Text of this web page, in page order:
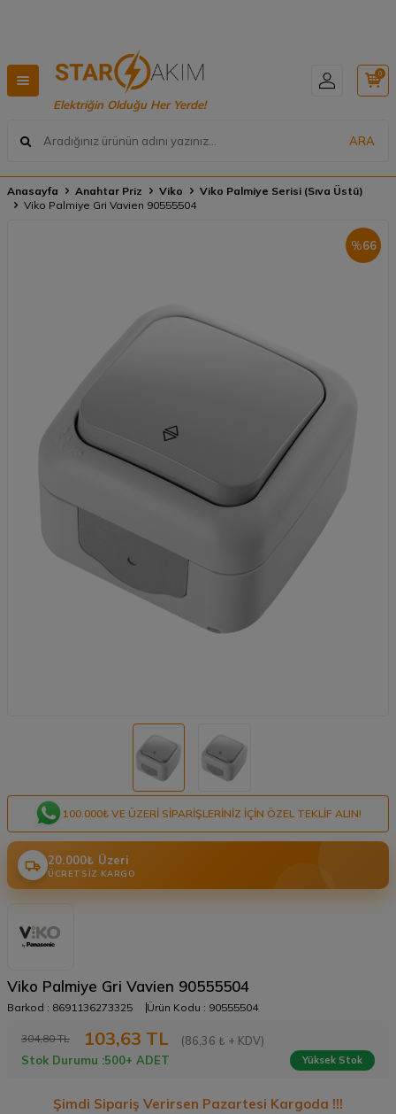
Elektriğin Olduğu Her Yerde!
ARA
0
Anasayfa Anahtar Priz Viko
Viko Palmiye Serisi (Sıva Üstü)
Viko Palmiye Gri Vavien 90555504
%66
100.000₺ VE ÜZERI SIPARIŞLERINIZ IÇIN ÖZEL TEKLIF ALIN!
20.000₺ Üzeri
ÜCRETSIZ KARGO
Viko Palmiye Gri Vavien 90555504
Barkod : 8691136273325 Ürün Kodu : 90555504
304,80TL 103,63 TL
(86,36 ₺ + KDV)
Stok Durumu :500+ ADET Yüksek Stok
Şimdi Sipariş Verirsen Pazartesi Kargoda !!!